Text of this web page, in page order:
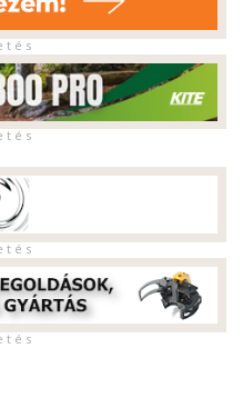
t é s
t é s
t é s
t é s